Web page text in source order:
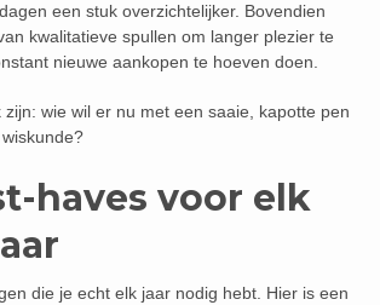
een stuk overzichtelijker. Bovendien
kwalitatieve spullen om langer plezier te
nieuwe aankopen te hoeven doen.
zijn: wie wil er nu met een saaie, kapotte pen
haves voor elk
die je echt elk jaar nodig hebt. Hier is een